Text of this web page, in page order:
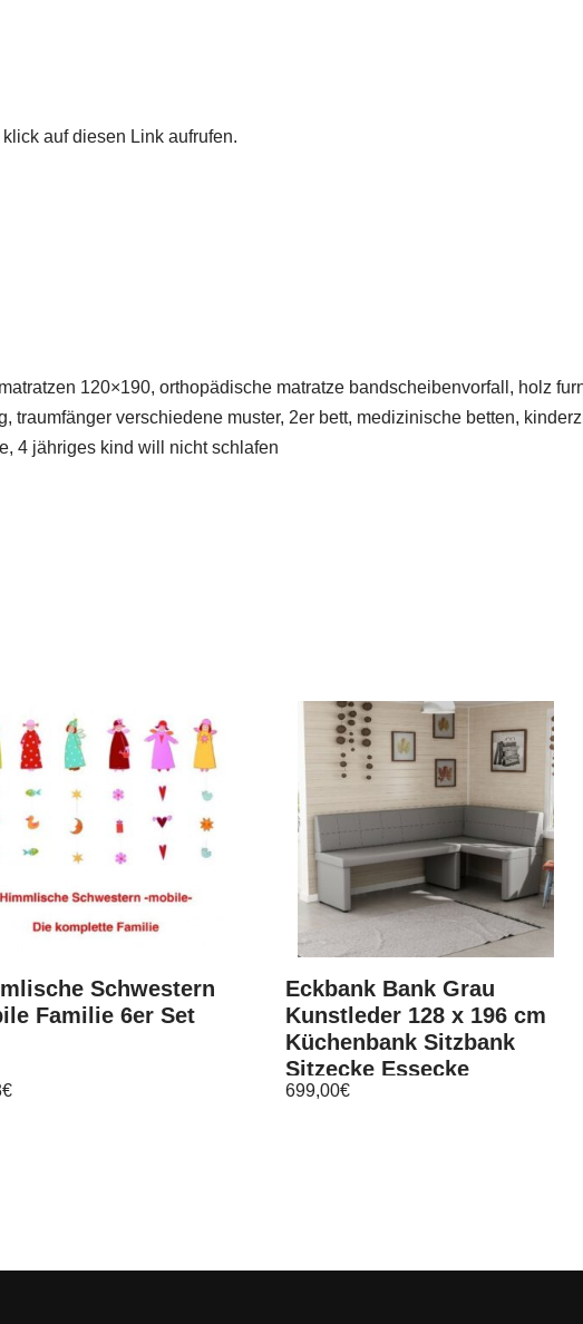
auf diesen Link aufrufen.
120×190, orthopädische matratze bandscheibenvorfall, holz
traumfänger verschiedene muster, 2er bett, medizinische betten,
4 jähriges kind will nicht schlafen
Schwestern
Familie 6er Set
€
Eckbank Bank Grau
Kunstleder 128 x 196 cm
Küchenbank Sitzbank
Sitzecke Essecke
699,00€